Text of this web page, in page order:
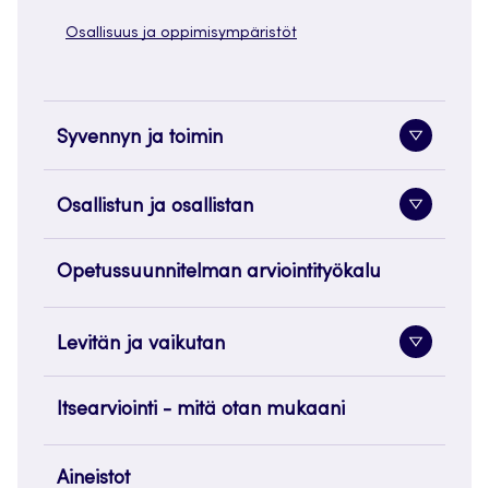
Osallisuus ja oppimisympäristöt
Syvennyn ja toimin
painike
Osallistun ja osallistan
painike
Opetussuunnitelman arviointityökalu
Levitän ja vaikutan
painike
Itsearviointi - mitä otan mukaani
Aineistot